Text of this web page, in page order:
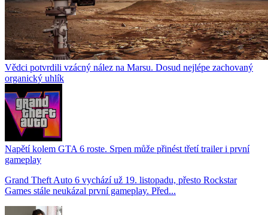
Vědci potvrdili vzácný nález na Marsu. Dosud nejlépe zachovaný
organický uhlík
Napětí kolem GTA 6 roste. Srpen může přinést třetí trailer i první
gameplay
Grand Theft Auto 6 vychází už 19. listopadu, přesto Rockstar
Games stále neukázal první gameplay. Před...